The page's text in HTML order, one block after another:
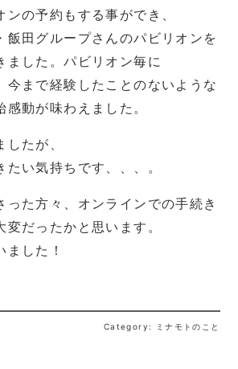
ンの予約もする事ができ、
飯田グループさんのパビリオンを
ました。パビリオン毎に
今まで経験したことのないような
感動が味わえました。
たが、
たい気持ちです、、、。
った方々、オンラインでの手続き
変だったかと思います。
ました！
Category: ミナモトのこと